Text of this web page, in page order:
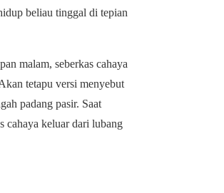
beliau tinggal di tepian
malam, seberkas cahaya
tetapu versi menyebut
padang pasir. Saat
cahaya keluar dari lubang